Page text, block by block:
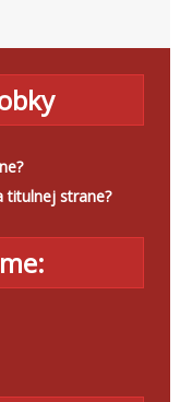
titulnej strane?